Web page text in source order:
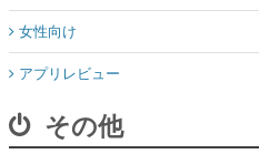
女性向け
アプリレビュー
その他